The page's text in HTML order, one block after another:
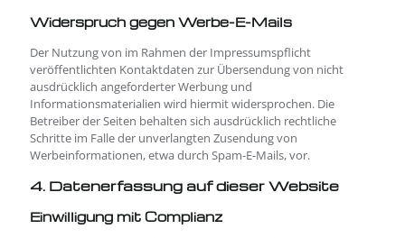
Widerspruch gegen Werbe-E-Mails
Der Nutzung von im Rahmen der Impressumspflicht
veröffentlichten Kontaktdaten zur Übersendung von nicht
ausdrücklich angeforderter Werbung und
Informationsmaterialien wird hiermit widersprochen. Die
Betreiber der Seiten behalten sich ausdrücklich rechtliche
Schritte im Falle der unverlangten Zusendung von
Werbeinformationen, etwa durch Spam-E-Mails, vor.
4. Datenerfassung auf dieser Website
Einwilligung mit Complianz